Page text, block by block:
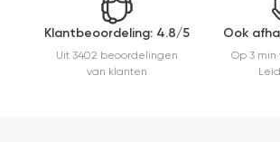
Klantbeoordeling: 4.8/5
Uit 3402 beoordelingen
van klanten
Ook
Op 3 min